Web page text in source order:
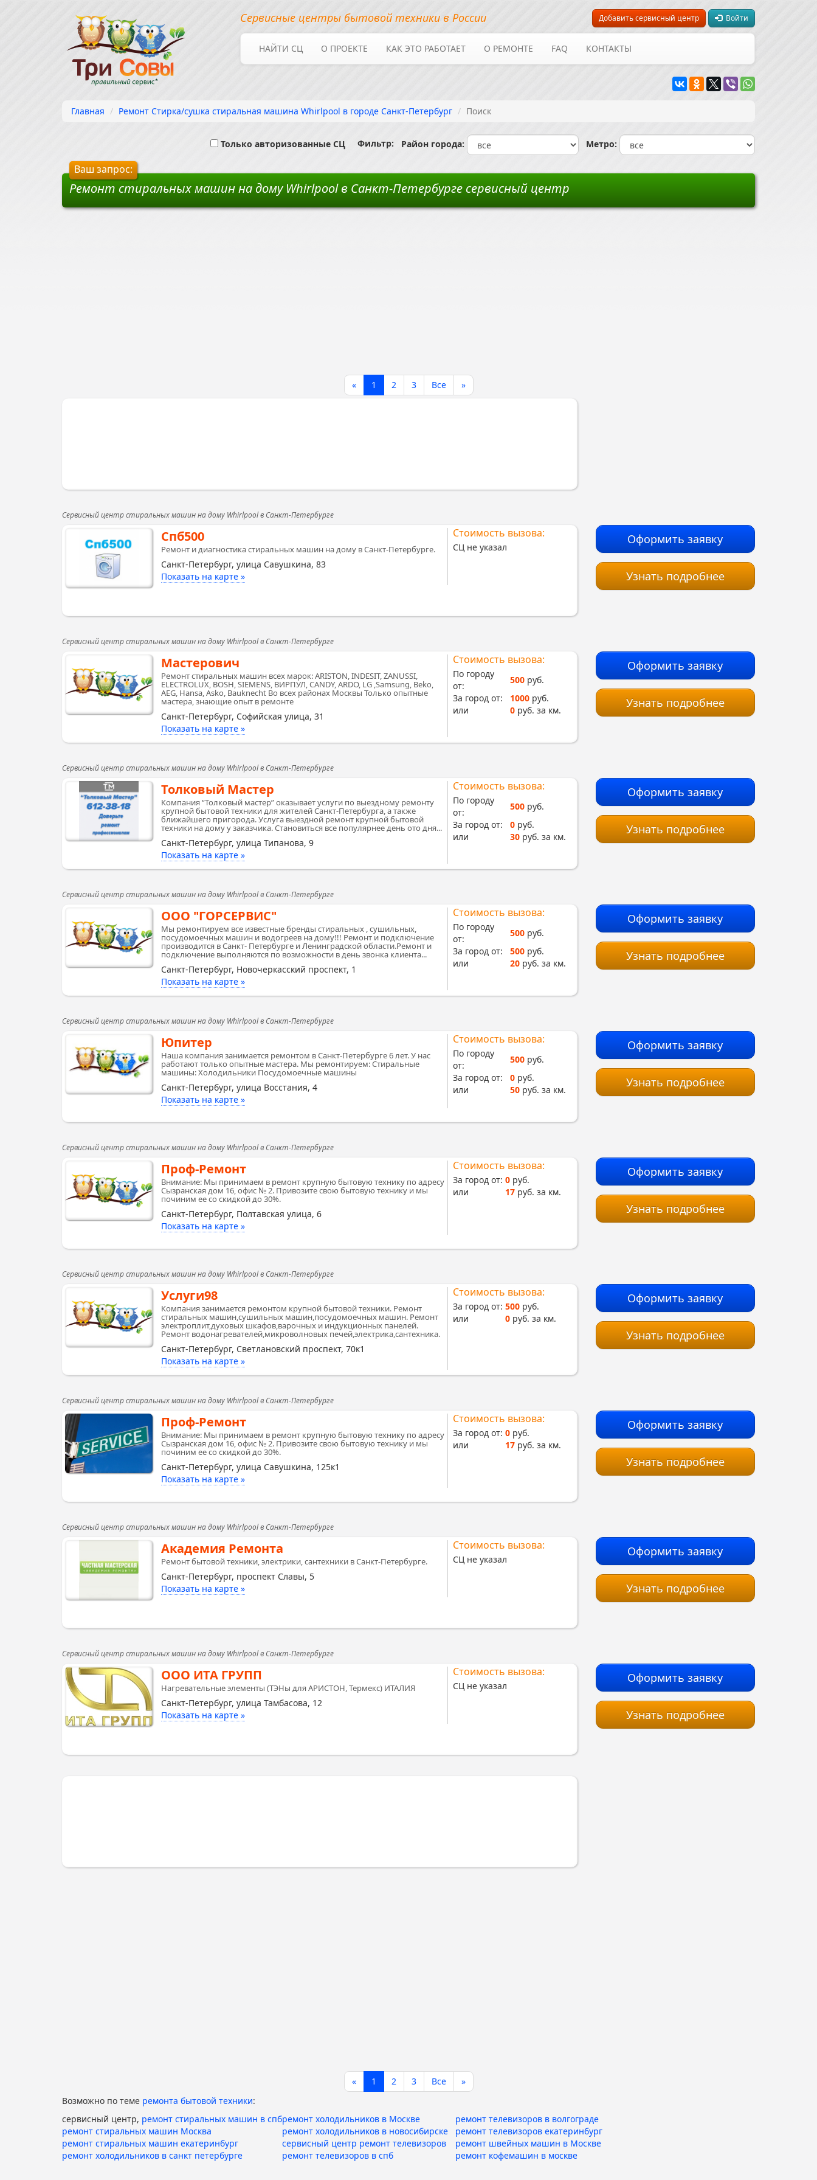
Добавить сервисный центр Войти
Сервисные центры бытовой техники в России
НАЙТИ СЦ О ПРОЕКТЕ КАК ЭТО РАБОТАЕТ О РЕМОНТЕ FAQ КОНТАКТЫ
Главная Ремонт Стирка/сушка стиральная машина Whirlpool в городе Санкт-Петербург Поиск
Только авторизованные СЦ Фильтр: Район города: Метро:
Ваш запрос:
Ремонт стиральных машин на дому Whirlpool в Санкт-Петербурге сервисный центр
« 1 2 3 Все »
Сервисный центр стиральных машин на дому Whirlpool в Санкт-Петербурге
Спб500
Ремонт и диагностика стиральных машин на дому в Санкт-Петербурге.
Санкт-Петербург, улица Савушкина, 83
Показать на карте »
Стоимость вызова:
СЦ не указал
Оформить заявку
Узнать подробнее
Сервисный центр стиральных машин на дому Whirlpool в Санкт-Петербурге
Мастерович
Ремонт стиральных машин всех марок: ARISTON, INDESIT, ZANUSSI,
ELECTROLUX, BOSH, SIEMENS, ВИРПУЛ, CANDY, ARDO, LG ,Samsung, Beko,
AEG, Hansa, Asko, Bauknecht Во всех районах Москвы Только опытные
мастера, знающие опыт в ремонте
Санкт-Петербург, Софийская улица, 31
Показать на карте »
Стоимость вызова:
По городу
от:
500руб.
За город от:
1000руб.
или
0руб. за км.
Оформить заявку
Узнать подробнее
Сервисный центр стиральных машин на дому Whirlpool в Санкт-Петербурге
Толковый Мастер
Компания “Толковый мастер” оказывает услуги по выездному ремонту
крупной бытовой техники для жителей Санкт-Петербурга, а также
ближайшего пригорода. Услуга выездной ремонт крупной бытовой
техники на дому у заказчика. Становиться все популярнее день ото дня...
Санкт-Петербург, улица Типанова, 9
Показать на карте »
Стоимость вызова:
По городу
от:
500руб.
За город от:
0руб.
или
30руб. за км.
Оформить заявку
Узнать подробнее
Сервисный центр стиральных машин на дому Whirlpool в Санкт-Петербурге
ООО "ГОРСЕРВИС"
Мы ремонтируем все известные бренды стиральных , сушильных,
посудомоечных машин и водогреев на дому!!! Ремонт и подключение
производится в Санкт- Петербурге и Ленинградской области.Ремонт и
подключение выполняются по возможности в день звонка клиента...
Санкт-Петербург, Новочеркасский проспект, 1
Показать на карте »
Стоимость вызова:
По городу
от:
500руб.
За город от:
500руб.
или
20руб. за км.
Оформить заявку
Узнать подробнее
Сервисный центр стиральных машин на дому Whirlpool в Санкт-Петербурге
Юпитер
Наша компания занимается ремонтом в Санкт-Петербурге 6 лет. У нас
работают только опытные мастера. Мы ремонтируем: Cтиральные
машины: Холодильники Посудомоечные машины
Санкт-Петербург, улица Восстания, 4
Показать на карте »
Стоимость вызова:
По городу
от:
500руб.
За город от:
0руб.
или
50руб. за км.
Оформить заявку
Узнать подробнее
Сервисный центр стиральных машин на дому Whirlpool в Санкт-Петербурге
Проф-Ремонт
Внимание: Мы принимаем в ремонт крупную бытовую технику по адресу
Сызранская дом 16, офис № 2. Привозите свою бытовую технику и мы
починим ее со скидкой до 30%.
Санкт-Петербург, Полтавская улица, 6
Показать на карте »
Стоимость вызова:
За город от: 0руб.
или
17руб. за км.
Оформить заявку
Узнать подробнее
Сервисный центр стиральных машин на дому Whirlpool в Санкт-Петербурге
Услуги98
Компания занимается ремонтом крупной бытовой техники. Ремонт
стиральных машин,сушильных машин,посудомоечных машин. Ремонт
электроплит,духовых шкафов,варочных и индукционных панелей.
Ремонт водонагревателей,микроволновых печей,электрика,сантехника.
Санкт-Петербург, Светлановский проспект, 70к1
Показать на карте »
Стоимость вызова:
За город от: 500руб.
или
0руб. за км.
Оформить заявку
Узнать подробнее
Сервисный центр стиральных машин на дому Whirlpool в Санкт-Петербурге
Проф-Ремонт
Внимание: Мы принимаем в ремонт крупную бытовую технику по адресу
Сызранская дом 16, офис № 2. Привозите свою бытовую технику и мы
починим ее со скидкой до 30%.
Санкт-Петербург, улица Савушкина, 125к1
Показать на карте »
Стоимость вызова:
За город от: 0руб.
или
17руб. за км.
Оформить заявку
Узнать подробнее
Сервисный центр стиральных машин на дому Whirlpool в Санкт-Петербурге
Академия Ремонта
Ремонт бытовой техники, электрики, сантехники в Санкт-Петербурге.
Санкт-Петербург, проспект Славы, 5
Показать на карте »
Стоимость вызова:
СЦ не указал
Оформить заявку
Узнать подробнее
Сервисный центр стиральных машин на дому Whirlpool в Санкт-Петербурге
ООО ИТА ГРУПП
Нагревательные элементы (ТЭНы для АРИСТОН, Термекс) ИТАЛИЯ
Санкт-Петербург, улица Тамбасова, 12
Показать на карте »
Стоимость вызова:
СЦ не указал
Оформить заявку
Узнать подробнее
« 1 2 3 Все
»
Возможно по теме ремонта бытовой техники:
сервисный центр, ремонт стиральных машин в спбремонт холодильников в Москве
ремонт телевизоров в волгограде
ремонт стиральных машин Москва
ремонт холодильников в новосибирске
ремонт телевизоров екатеринбург
ремонт стиральных машин екатеринбург
сервисный центр ремонт телевизоров
ремонт швейных машин в Москве
ремонт холодильников в санкт петербурге
ремонт телевизоров в спб ремонт кофемашин в москве